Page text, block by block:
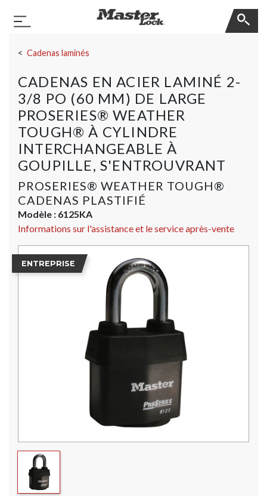
Basculer la navigation
Cadenas laminés
CADENAS EN ACIER LAMINÉ 2-
3/8 PO (60 MM) DE LARGE
PROSERIES® WEATHER
TOUGH® À CYLINDRE
INTERCHANGEABLE À
GOUPILLE​​​​​​​, S'ENTROUVRANT
PROSERIES® WEATHER TOUGH®
CADENAS PLASTIFIÉ
Modèle : 6125KA
Informations sur l'assistance et le service après-vente
ENTREPRISE